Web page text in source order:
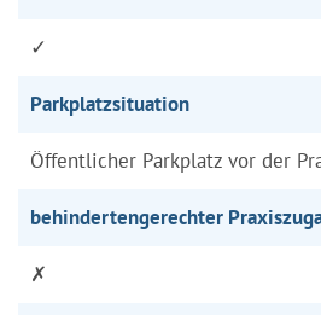
✓
Parkplatzsituation
Öffentlicher Parkplatz vor der
behindertengerechter
✗